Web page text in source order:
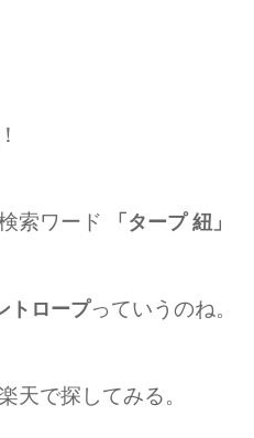
索ワード 「タープ 紐」
トロープっていうのね。
天で探してみる。